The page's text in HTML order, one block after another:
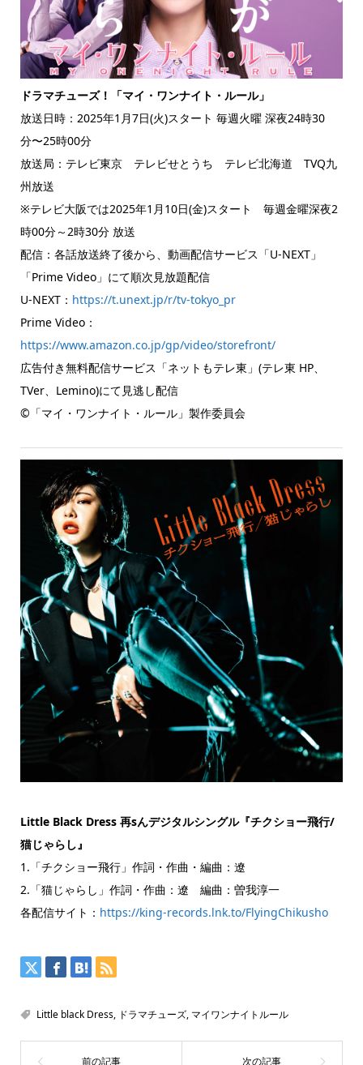
ドラマチューズ！「マイ・ワンナイト・ルール」
放送日時：2025年1月7日(火)スタート 毎週火曜 深夜24時30
分〜25時00分
放送局：テレビ東京 テレビせとうち テレビ北海道 TVQ九
州放送
※テレビ大阪では2025年1月10日(金)スタート 毎週金曜深夜2
時00分～2時30分 放送
配信：各話放送終了後から、動画配信サービス「U-NEXT」
「Prime Video」にて順次見放題配信
U-NEXT： https://t.unext.jp/r/tv-tokyo_pr
Prime Video：
https://www.amazon.co.jp/gp/video/storefront/
広告付き無料配信サービス「ネットもテレ東」(テレ東 HP、
TVer、Lemino)にて見逃し配信
©「マイ・ワンナイト・ルール」製作委員会
Little Black Dress 再sんデジタルシングル『チクショー飛行/
猫じゃらし』
1.「チクショー飛行」作詞・作曲・編曲：遼
2.「猫じゃらし」作詞・作曲：遼 編曲：曽我淳一
各配信サイト： https://king-records.lnk.to/FlyingChikusho
Little black Dress, ドラマチューズ, マイワンナイトルール